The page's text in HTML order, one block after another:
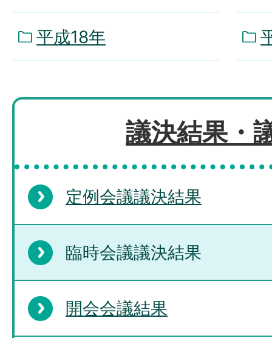
平成18年
議決結果・
定例会議議決結果
臨時会議議決結果
開会会議結果